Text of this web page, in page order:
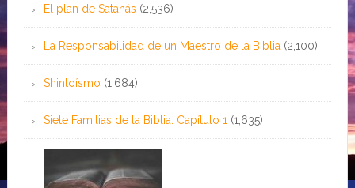
El plan de Satanás (2,536)
La Responsabilidad de un Maestro de la Biblia (2,100)
Shintoísmo (1,684)
Siete Familias de la Biblia: Capítulo 1 (1,635)